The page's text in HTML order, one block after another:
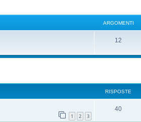
ARGOMENTI
12
RISPOSTE
1 2 3
40